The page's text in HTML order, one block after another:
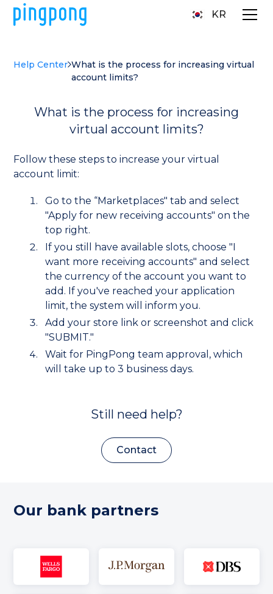
KR
Help Center What is the process for increasing virtual
account limits?
What is the process for increasing
virtual account limits?
Follow these steps to increase your virtual
account limit:
Go to the “Marketplaces" tab and select
"Apply for new receiving accounts" on the
top right.
If you still have available slots, choose "I
want more receiving accounts" and select
the currency of the account you want to
add. If you've reached your application
limit, the system will inform you.
Add your store link or screenshot and click
"SUBMIT."
Wait for PingPong team approval, which
will take up to 3 business days.
Still need help?
Contact
Our bank partners